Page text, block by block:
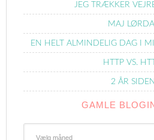
JEG TRÆKKER
MAJ
EN HELT ALMINDELIG DAG I
HTTP VS.
2 ÅR
GAMLE